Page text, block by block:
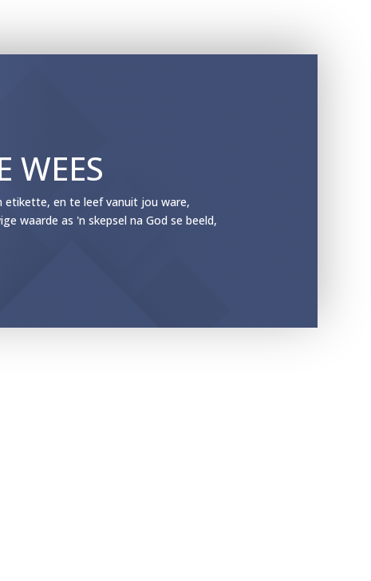
WEES
etikette, en te leef vanuit jou ware,
waarde as 'n skepsel na God se beeld,